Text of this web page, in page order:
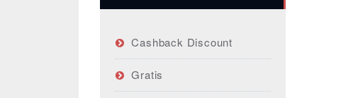
Cashback Discount
Gratis